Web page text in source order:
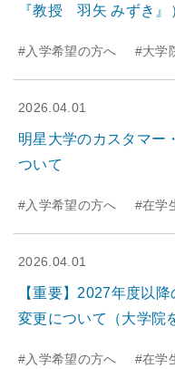
『教授 羽矢 みずき』
#入学希望の方へ #大学
2026.04.01
明星大学のカスタマー
ついて
#入学希望の方へ #在学
2026.04.01
【重要】2027年度以
変更について（大学院
#入学希望の方へ #在学